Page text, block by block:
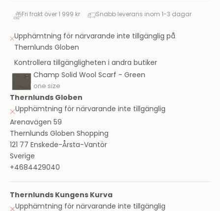
Fri frakt över 1 999 kr Snabb leverans inom 1-3 dagar
Upphämtning för närvarande inte tillgänglig på
Thernlunds Globen
Kontrollera tillgängligheten i andra butiker
Champ Solid Wool Scarf - Green
one size
Thernlunds Globen
Upphämtning för närvarande inte tillgänglig
Arenavägen 59
Thernlunds Globen Shopping
121 77 Enskede-Årsta-Vantör
Sverige
+4684429040
Thernlunds Kungens Kurva
Upphämtning för närvarande inte tillgänglig